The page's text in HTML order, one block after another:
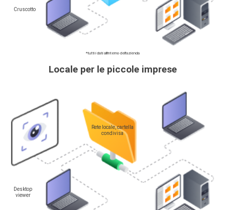
*tutti i dati all'interno dell'azienda
Cruscotto
Locale per le piccole imprese
Desktop
viewer
Rete locale, cartella
condivisa